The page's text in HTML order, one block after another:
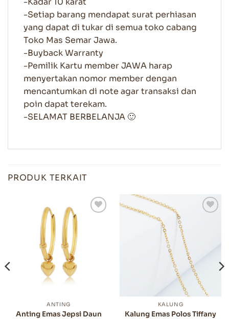
-Setiap barang mendapat surat perhiasan
yang dapat di tukar di semua toko cabang
Toko Mas Semar Jawa.
-Buyback Warranty
-Pemilik Kartu member JAWA harap
menyertakan nomor member dengan
mencantumkan di note agar transaksi dan
poin dapat terekam.
-SELAMAT BERBELANJA 🙂
PRODUK TERKAIT
ANTING
Anting Emas Jepsi Daun
KALUNG
Kalung Emas Polos Tiffany